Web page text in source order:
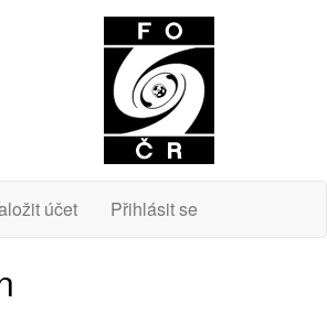
účet Přihlásit se